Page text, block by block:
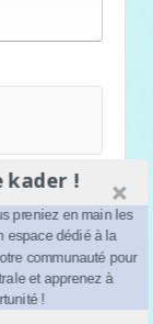
kader !
preniez en main les
espace dédié à la
communauté pour
et apprenez à
!